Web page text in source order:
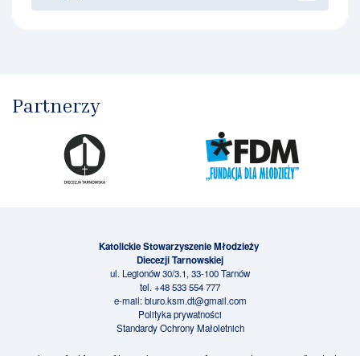
Partnerzy
Katolickie Stowarzyszenie Młodzieży
Diecezji Tarnowskiej
ul. Legionów 30/3.1, 33-100 Tarnów
tel. +48 533 554 777
e-mail:biuro.ksm.dt@gmail.com
Polityka prywatności
Standardy Ochrony Małoletnich